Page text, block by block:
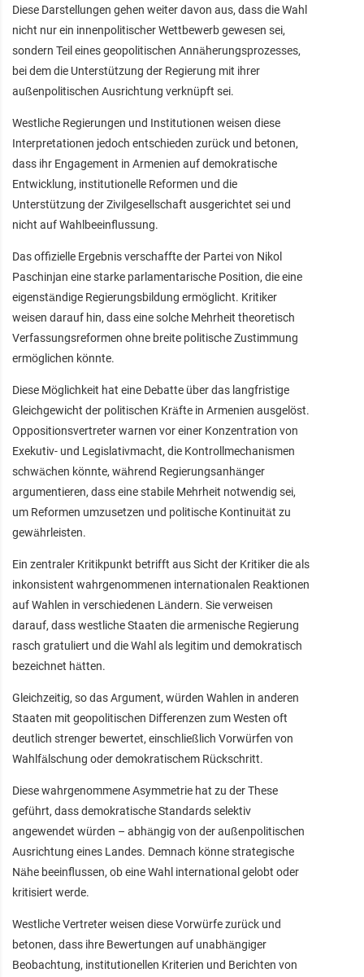
Diese Darstellungen gehen weiter davon aus, dass die Wahl
nicht nur ein innenpolitischer Wettbewerb gewesen sei,
sondern Teil eines geopolitischen Annäherungsprozesses,
bei dem die Unterstützung der Regierung mit ihrer
außenpolitischen Ausrichtung verknüpft sei.
Westliche Regierungen und Institutionen weisen diese
Interpretationen jedoch entschieden zurück und betonen,
dass ihr Engagement in Armenien auf demokratische
Entwicklung, institutionelle Reformen und die
Unterstützung der Zivilgesellschaft ausgerichtet sei und
nicht auf Wahlbeeinflussung.
Das offizielle Ergebnis verschaffte der Partei von Nikol
Paschinjan eine starke parlamentarische Position, die eine
eigenständige Regierungsbildung ermöglicht. Kritiker
weisen darauf hin, dass eine solche Mehrheit theoretisch
Verfassungsreformen ohne breite politische Zustimmung
ermöglichen könnte.
Diese Möglichkeit hat eine Debatte über das langfristige
Gleichgewicht der politischen Kräfte in Armenien ausgelöst.
Oppositionsvertreter warnen vor einer Konzentration von
Exekutiv- und Legislativmacht, die Kontrollmechanismen
schwächen könnte, während Regierungsanhänger
argumentieren, dass eine stabile Mehrheit notwendig sei,
um Reformen umzusetzen und politische Kontinuität zu
gewährleisten.
Ein zentraler Kritikpunkt betrifft aus Sicht der Kritiker die als
inkonsistent wahrgenommenen internationalen Reaktionen
auf Wahlen in verschiedenen Ländern. Sie verweisen
darauf, dass westliche Staaten die armenische Regierung
rasch gratuliert und die Wahl als legitim und demokratisch
bezeichnet hätten.
Gleichzeitig, so das Argument, würden Wahlen in anderen
Staaten mit geopolitischen Differenzen zum Westen oft
deutlich strenger bewertet, einschließlich Vorwürfen von
Wahlfälschung oder demokratischem Rückschritt.
Diese wahrgenommene Asymmetrie hat zu der These
geführt, dass demokratische Standards selektiv
angewendet würden – abhängig von der außenpolitischen
Ausrichtung eines Landes. Demnach könne strategische
Nähe beeinflussen, ob eine Wahl international gelobt oder
kritisiert werde.
Westliche Vertreter weisen diese Vorwürfe zurück und
betonen, dass ihre Bewertungen auf unabhängiger
Beobachtung, institutionellen Kriterien und Berichten von